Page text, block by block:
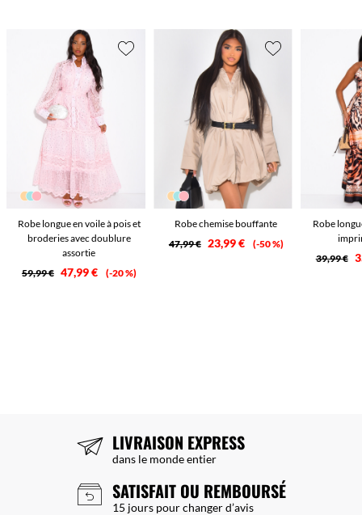
Robe longue en voile à pois et
broderies avec doublure
assortie
59,99 € 47,99 € -20 %
Robe chemise bouffante
47,99 € 23,99 € -50 %
Robe
39,99 €
LIVRAISON EXPRESS
dans le monde entier
SATISFAIT OU REMBOURSÉ
15 jours pour changer d’avis